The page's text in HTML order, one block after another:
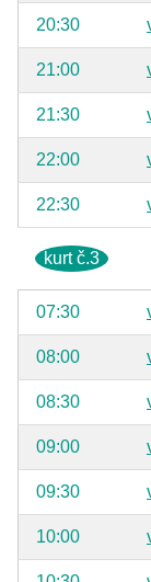
20:30
21:00
21:30
22:00
22:30
kurt č.3
07:30
08:00
08:30
09:00
09:30
10:00